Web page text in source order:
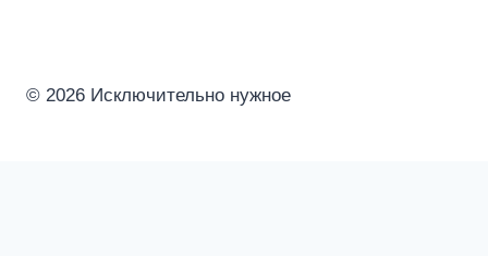
© 2026 Исключительно нужное